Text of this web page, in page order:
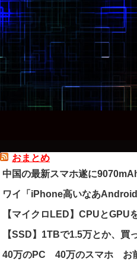
おまとめ
中国の最新スマホ遂に
ワイ「iPhone高いなあ
【マイクロLED】CPUと
【SSD】1TBで1.5万とか、買
40万のPC 40万のスマホ お